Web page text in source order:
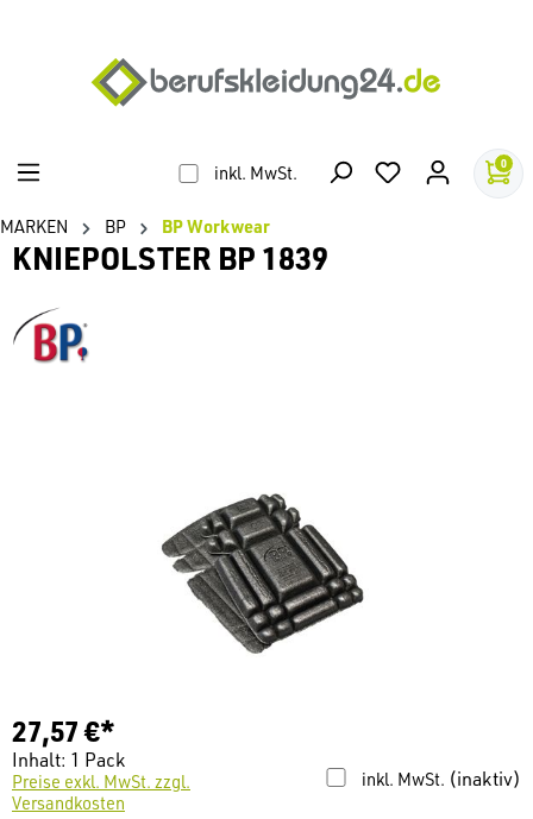
inkl. MwSt. 0
MARKEN BP BP Workwear
KNIEPOLSTER BP 1839
27,57 €*
Inhalt: 1 Pack
inkl. MwSt. (inaktiv)
Preise exkl. MwSt. zzgl.
Versandkosten